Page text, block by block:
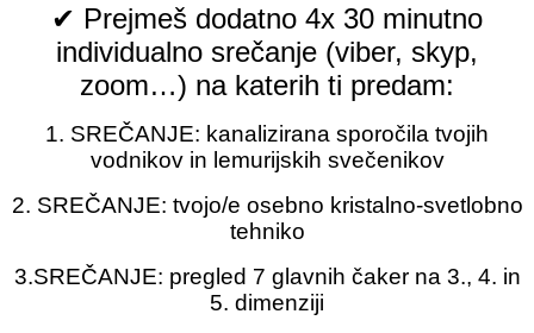
✔ Prejmeš dodatno 4x 30 minutno
individualno srečanje (viber, skyp,
zoom…) na katerih ti predam:
1. SREČANJE: kanalizirana sporočila tvojih
vodnikov in lemurijskih svečenikov
2. SREČANJE: tvojo/e osebno kristalno-svetlobno
tehniko
3.SREČANJE: pregled 7 glavnih čaker na 3., 4. in
5. dimenziji